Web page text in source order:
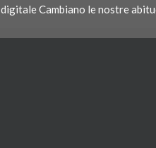
digitale Cambiano le nostre